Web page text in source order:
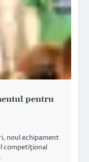
pentru
noul echipament
competiţional